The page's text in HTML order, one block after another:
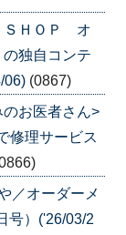
ＳＨＯＰ オ
独自コンテ
06) (0867)
お医者さん>
修理サービス
／オーダーメ
号）('26/03/2